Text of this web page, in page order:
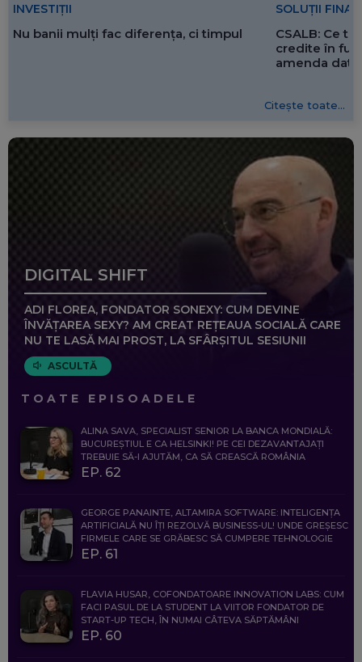
INVESTIȚII
Nu banii mulți fac diferența, ci timpul
SOLUȚII
CSALB: Ce
credite în
amenda
Citește toate...
DIGITAL SHIFT
ADI FLOREA, FONDATOR SONEXY: CUM DEVINE
ÎNVĂȚAREA SEXY? AM CREAT REȚEAUA SOCIALĂ CARE
NU TE LASĂ MAI PROST, LA SFÂRȘITUL SESIUNII
ASCULTĂ
TOATE EPISOADELE
ALINA SAVA, SPECIALIST SENIOR LA BANCA MONDIALĂ:
BUCUREȘTIUL E CA HELSINKI! PE CEI DEZAVANTAJAȚI
TREBUIE SĂ-I AJUTĂM, CA SĂ CREASCĂ ROMÂNIA
EP. 62
GEORGE PANAINTE, ALTAMIRA SOFTWARE: INTELIGENȚA
ARTIFICIALĂ NU ÎȚI REZOLVĂ BUSINESS-UL! UNDE GREȘESC
FIRMELE CARE SE GRĂBESC SĂ CUMPERE TEHNOLOGIE
EP. 61
FLAVIA HUSAR, COFONDATOARE INNOVATION LABS: CUM
FACI PASUL DE LA STUDENT LA VIITOR FONDATOR DE
START-UP TECH, ÎN NUMAI CÂTEVA SĂPTĂMÂNI
EP. 60